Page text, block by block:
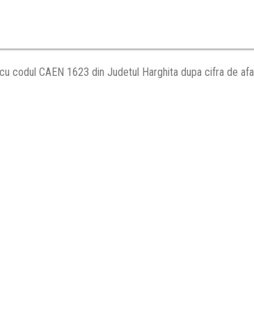
codul CAEN 1623 din Judetul Harghita dupa cifra de